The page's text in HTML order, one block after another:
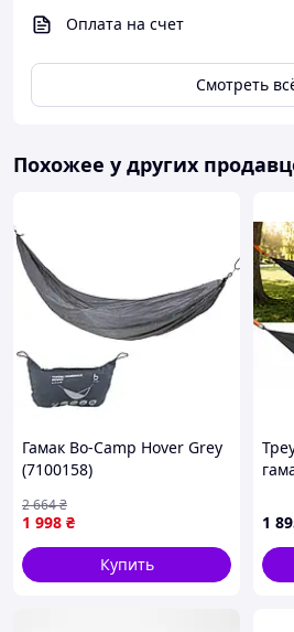
Оплата на счет
Смотреть
Похожее у других
Гамак Bo-Camp Hover Grey
(7100158)
1 998 ₴
2 664₴
Купить
1